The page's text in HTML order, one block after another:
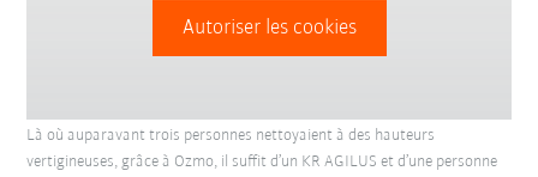
Autoriser les cookies
Là où auparavant trois personnes nettoyaient à des hauteurs
vertigineuses, grâce à Ozmo, il suffit d’un KR AGILUS et d’une personne